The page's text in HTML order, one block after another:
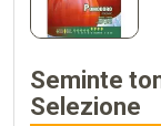
Seminte
Selezione